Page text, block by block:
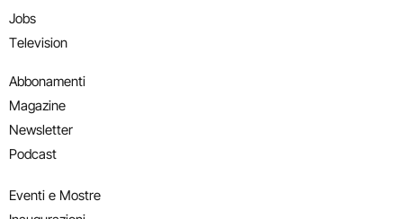
Jobs
Television
Abbonamenti
Magazine
Newsletter
Podcast
Eventi e Mostre